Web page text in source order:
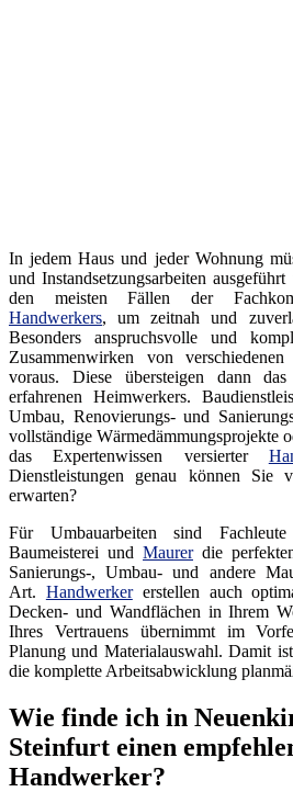
In jedem Haus und jeder Wohnung
und Instandsetzungsarbeiten
den meisten Fällen der
Handwerkers, um zeitnah und
Besonders anspruchsvolle und
Zusammenwirken von verschiedenen
voraus. Diese übersteigen dann
erfahrenen Heimwerkers.
Umbau, Renovierungs- und
vollständige Wärmedämmungsprojekte
das Expertenwissen versierter
Dienstleistungen genau können Sie
erwarten?
Für Umbauarbeiten sind
Baumeisterei und Maurerdie
Sanierungs-, Umbau- und andere
Art. Handwerkererstellen auch
Decken- und Wandflächen in Ihrem
Ihres Vertrauens übernimmt im
Planung und Materialauswahl. Damit
die komplette Arbeitsabwicklung
Wie finde ich in
Steinfurt einen
Handwerker?